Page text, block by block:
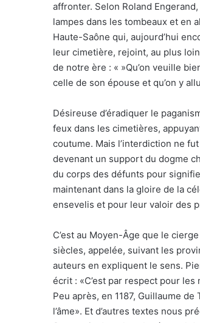
affronter. Selon Roland
lampes dans les tombeaux et en
Haute-Saône qui, aujourd’hui
leur cimetière, rejoint, au plus
de notre ère : « »Qu’on veuille
celle de son épouse et qu’on y
Désireuse d’éradiquer le
feux dans les cimetières,
coutume. Mais l’interdiction ne
devenant un support du dogme
du corps des défunts pour
maintenant dans la gloire de la
ensevelis et pour leur valoir des
C’est au Moyen-Âge que le
siècles, appelée, suivant les
auteurs en expliquent le sens.
écrit : «C’est par respect pour
Peu après, en 1187, Guillaume
l’âme». Et d’autres textes nous